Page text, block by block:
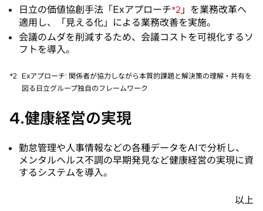
日立の価値協創手法「Exアプローチ*2 」を業務改革へ
適用し、「見える化」による業務改善を実施。
会議のムダを削減するため、会議コストを可視化するソ
フトを導入。
*2 Exアプローチ: 関係者が協力しながら本質的課題と解決策の理解・共有を
図る日立グループ独自のフレームワーク
4.健康経営の実現
勤怠管理や人事情報などの各種データをAIで分析し、
メンタルヘルス不調の早期発見など健康経営の実現に資
するシステムを導入。
以上